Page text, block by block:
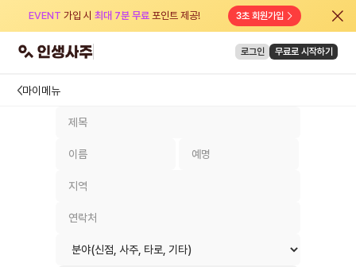
EVENT 가입 시 최대 7분 무료 포인트 제공! 3초 회원가입
로그인 무료로 시작하기
마이메뉴